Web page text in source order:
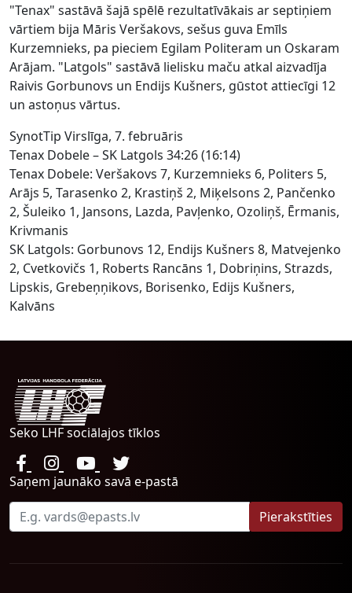
"Tenax" sastāvā šajā spēlē rezultatīvākais ar septiņiem
vārtiem bija Māris Veršakovs, sešus guva Emīls
Kurzemnieks, pa pieciem Egilam Politeram un Oskaram
Arājam. "Latgols" sastāvā lielisku maču atkal aizvadīja
Raivis Gorbunovs un Endijs Kušners, gūstot attiecīgi 12
un astoņus vārtus.
SynotTip Virslīga, 7. februāris
Tenax Dobele – SK Latgols 34:26 (16:14)
Tenax Dobele: Veršakovs 7, Kurzemnieks 6, Politers 5,
Arājs 5, Tarasenko 2, Krastiņš 2, Miķelsons 2, Pančenko
2, Šuleiko 1, Jansons, Lazda, Pavļenko, Ozoliņš, Ērmanis,
Krivmanis
SK Latgols: Gorbunovs 12, Endijs Kušners 8, Matvejenko
2, Cvetkovičs 1, Roberts Rancāns 1, Dobriņins, Strazds,
Lipskis, Grebeņņikovs, Borisenko, Edijs Kušners,
Kalvāns
Seko LHF sociālajos tīklos
Saņem jaunāko savā e-pastā